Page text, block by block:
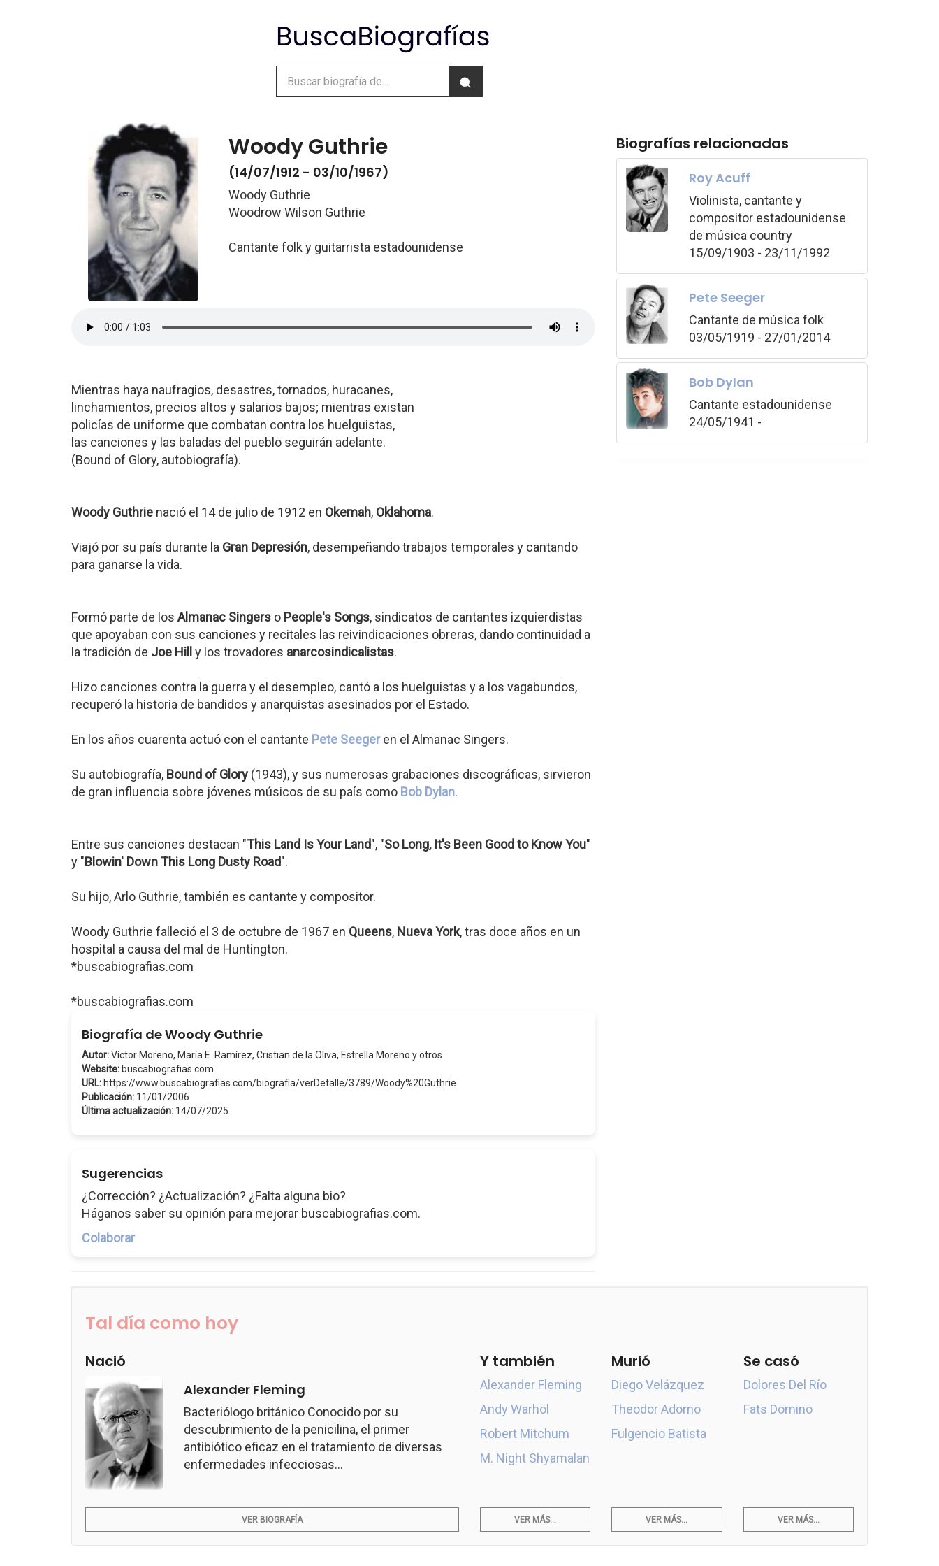
Woody Guthrie
(14/07/1912 - 03/10/1967)
Woody Guthrie
Woodrow Wilson Guthrie
Cantante folk y guitarrista estadounidense
Mientras haya naufragios, desastres, tornados, huracanes,
linchamientos, precios altos y salarios bajos; mientras existan
policías de uniforme que combatan contra los huelguistas,
las canciones y las baladas del pueblo seguirán adelante.
(Bound of Glory, autobiografía).
Woody Guthrie nació el 14 de julio de 1912 en Okemah, Oklahoma.
Viajó por su país durante la Gran Depresión, desempeñando trabajos temporales y cantando
para ganarse la vida.
Formó parte de los Almanac Singers o People's Songs, sindicatos de cantantes izquierdistas
que apoyaban con sus canciones y recitales las reivindicaciones obreras, dando continuidad a
la tradición de Joe Hill y los trovadores anarcosindicalistas.
Hizo canciones contra la guerra y el desempleo, cantó a los huelguistas y a los vagabundos,
recuperó la historia de bandidos y anarquistas asesinados por el Estado.
En los años cuarenta actuó con el cantante Pete Seegeren el Almanac Singers.
Su autobiografía, Bound of Glory (1943), y sus numerosas grabaciones discográficas, sirvieron
de gran influencia sobre jóvenes músicos de su país como Bob Dylan.
Entre sus canciones destacan "This Land Is Your Land", "So Long, It's Been Good to Know You"
y "Blowin' Down This Long Dusty Road".
Su hijo, Arlo Guthrie, también es cantante y compositor.
Woody Guthrie falleció el 3 de octubre de 1967 en Queens, Nueva York, tras doce años en un
hospital a causa del mal de Huntington.
*buscabiografias.com
*buscabiografias.com
Biografía de Woody Guthrie
Autor:Víctor Moreno, María E. Ramírez, Cristian de la Oliva, Estrella Moreno y otros
Website: buscabiografias.com
URL: https://www.buscabiografias.com/biografia/verDetalle/3789/Woody%20Guthrie
Publicación: 11/01/2006
Última actualización: 14/07/2025
Sugerencias
¿Corrección? ¿Actualización? ¿Falta alguna bio?
Háganos saber su opinión para mejorar buscabiografias.com.
Colaborar
Biografías relacionadas
Roy Acuff
Violinista, cantante y
compositor estadounidense
de música country
15/09/1903 - 23/11/1992
Pete Seeger
Cantante de música folk
03/05/1919 - 27/01/2014
Bob Dylan
Cantante estadounidense
24/05/1941 -
Tal día como hoy
Nació
Alexander Fleming
Bacteriólogo británico Conocido por su
descubrimiento de la penicilina, el primer
antibiótico eficaz en el tratamiento de diversas
enfermedades infecciosas...
Y también
Alexander Fleming
Andy Warhol
Robert Mitchum
M. Night Shyamalan
Murió
Diego Velázquez
Theodor Adorno
Fulgencio Batista
Se casó
Dolores Del Río
Fats Domino
VER BIOGRAFÍA VER MÁS... VER MÁS... VER MÁS...